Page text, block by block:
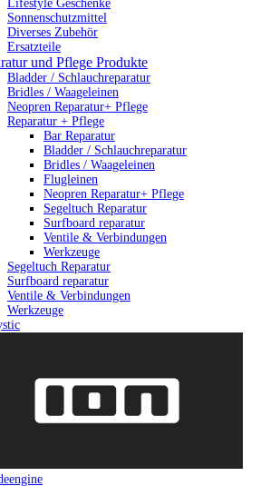
Lifestyle Geschenke
Sonnenschutzmittel
Diverses Zubehör
Ersatzteile
und Pflege Produkte
Bladder / Schlauchreparatur
Bridles / Waageleinen
Neopren Reparatur+ Pflege
Reparatur + Pflege
Bar Reparatur
Bladder / Schlauchreparatur
Bridles / Waageleinen
Flugleinen
Neopren Reparatur+ Pflege
Segeltuch Reparatur
Surfboard reparatur
Ventile & Verbindungen
Werkzeuge
Segeltuch Reparatur
Surfboard reparatur
Ventile & Verbindungen
Werkzeuge